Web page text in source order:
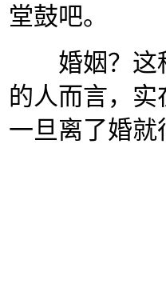
堂鼓吧。
婚姻？这种
的人而言，
一旦离了婚就